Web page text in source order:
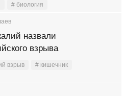
# биология
назвали
взрыва
взрыв
# кишечник